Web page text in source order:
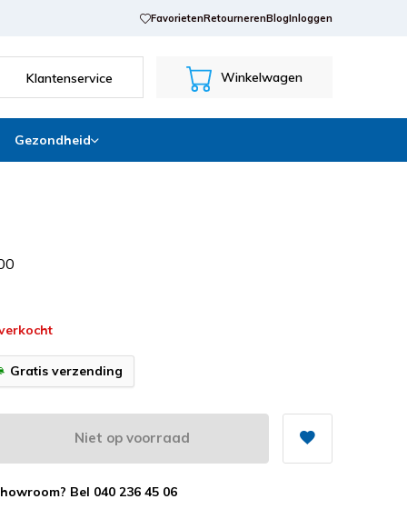
FavorietenRetournerenBlogInloggen
Klantenservice Winkelwagen
Gezondheid
0
Gratis verzending
Niet op voorraad
Bel 040 236 45 06